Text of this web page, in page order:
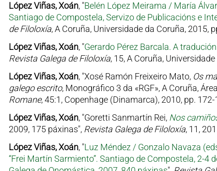
López Viñas, Xoán, "Belén López Meirama / María
Santiago de Compostela, Servizo de Publicacións e
de Filoloxía, A Coruña, Universidade da Coruña, 2015,
López Viñas, Xoán, "Gerardo Pérez Barcala. A
Revista Galega de Filoloxía, 15, A Coruña,
López Viñas, Xoán, "Xosé Ramón Freixeiro Mato, Os
galego escrito, Monográfico 3 da «RGF», A Coruña,
Romane, 45:1, Copenhage (Dinamarca), 2010, pp.
López Viñas, Xoán, "Goretti Sanmartín Rei, Nos
2009, 175 páxinas", Revista Galega de Filoloxía, 11,
López Viñas, Xoán, "Luz Méndez / Gonzalo Navaza
“Frei Martín Sarmiento”. Santiago de Compostela, 2-